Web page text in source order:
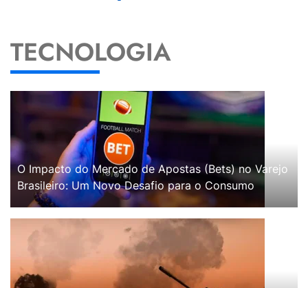
TECNOLOGIA
O Impacto do Mercado de Apostas (Bets) no Varejo
Brasileiro: Um Novo Desafio para o Consumo